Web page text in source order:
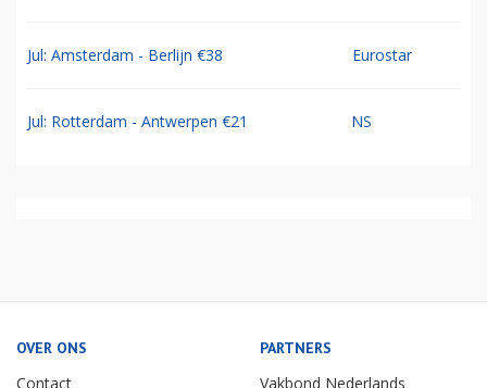
Jul: Amsterdam - Berlijn €38 Eurostar
Jul: Rotterdam - Antwerpen €21 NS
OVER ONS
Contact
PARTNERS
Vakbond Nederlands